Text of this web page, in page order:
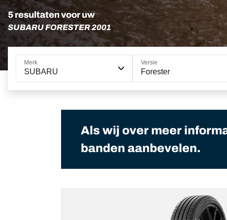
5 resultaten voor uw
SUBARU FORESTER 2001
Merk
SUBARU
Versie
Forester
Als wij over meer
banden aanbevelen.